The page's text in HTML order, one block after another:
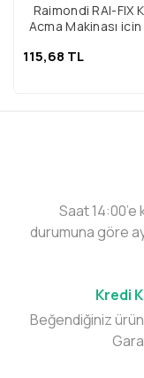
Raimondi RAI-FIX
Açma Makinası için
115,68 TL
Saat
durumuna göre
Kredi
Beğendiğiniz